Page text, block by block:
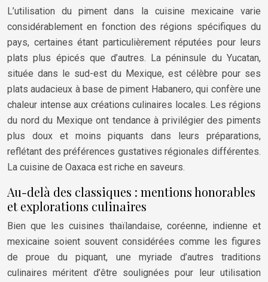
L’utilisation du piment dans la cuisine mexicaine varie
considérablement en fonction des régions spécifiques du
pays, certaines étant particulièrement réputées pour leurs
plats plus épicés que d’autres. La péninsule du Yucatan,
située dans le sud-est du Mexique, est célèbre pour ses
plats audacieux à base de piment Habanero, qui confère une
chaleur intense aux créations culinaires locales. Les régions
du nord du Mexique ont tendance à privilégier des piments
plus doux et moins piquants dans leurs préparations,
reflétant des préférences gustatives régionales différentes.
La cuisine de Oaxaca est riche en saveurs.
Au-delà des classiques : mentions honorables
et explorations culinaires
Bien que les cuisines thaïlandaise, coréenne, indienne et
mexicaine soient souvent considérées comme les figures
de proue du piquant, une myriade d’autres traditions
culinaires méritent d’être soulignées pour leur utilisation